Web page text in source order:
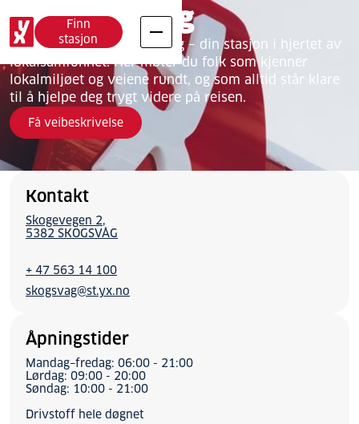
Finn
stasjon
YX Skogsvåg
Velkommen til YX Skogsvåg – din stasjon i hjertet av
lokalsamfunnet. Her møter du folk som kjenner
lokalmiljøet og veiene rundt, og som alltid står klare
til å hjelpe deg trygt videre på reisen.
Få veibeskrivelse
Kontakt
Skogevegen 2
5382 SKOGSVÅG
+ 47 563 14 100
skogsvag@st.yx.no
Åpningstider
Mandag–fredag: 06:00 - 21:00
Lørdag: 09:00 - 20:00
Søndag: 10:00 - 21:00
Drivstoff hele døgnet